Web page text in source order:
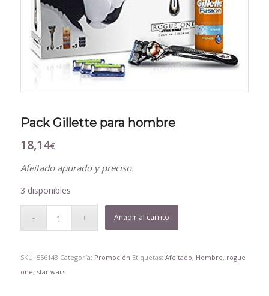
Pack Gillette para hombre
18,14€
Afeitado apurado y preciso.
3 disponibles
Añadir al carrito
SKU: 556143 Categoría: Promoción Etiquetas: Afeitado, Hombre, rogue
one, star wars